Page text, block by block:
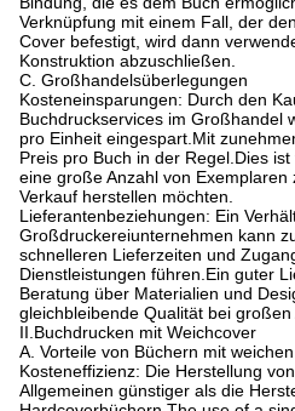
Verknüpfung mit einem Fall, der
Cover befestigt, wird dann
Konstruktion abzuschließen.
C. Großhandelsüberlegungen
Kosteneinsparungen: Durch den
Buchdruckservices im Großhandel
pro Einheit eingespart. Mit
Preis pro Buch in der Regel. Dies
eine große Anzahl von Exemplaren
Verkauf herstellen möchten.
Lieferantenbeziehungen: Ein
Großdruckereiunternehmen kann
schnelleren Lieferzeiten und
Dienstleistungen führen. Ein guter
Beratung über Materialien und
gleichbleibende Qualität bei großen
II. Buchdrucken mit Weichcover
A. Vorteile von Büchern mit
Kosteneffizienz: Die Herstellung
Allgemeinen günstiger als die